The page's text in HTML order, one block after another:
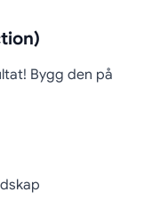
Bygg den på